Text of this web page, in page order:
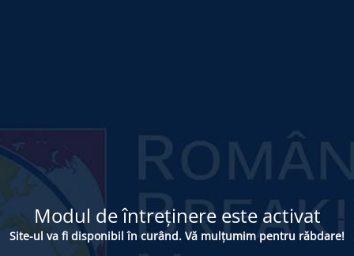
Modul de întreținere este activat
Site-ul va fi disponibil în curând. Vă mulțumim pentru răbdare!